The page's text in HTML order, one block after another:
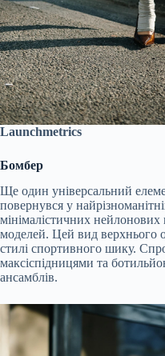
Launchmetrics
Бомбер
Ще один універсальний
повернувся у
мінімалістичних нейлонових
моделей. Цей вид верхнього
стилі спортивного шику.
максіспідницями та
ансамблів.